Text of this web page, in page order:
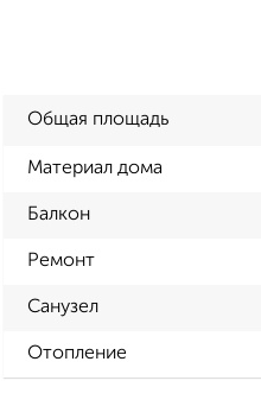
Общая площадь
Материал дома
Балкон
Ремонт
Санузел
Отопление